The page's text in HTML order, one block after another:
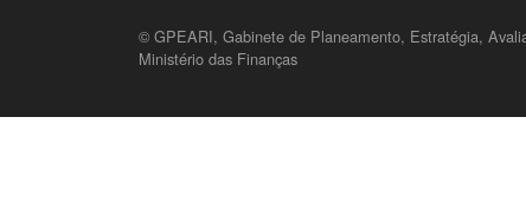
© GPEARI, Gabinete de Planeamento, Estratégia,
Ministério das Finanças